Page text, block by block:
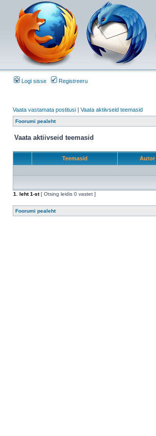
Logi sisse Registreeru
Vaata vastamata postitusi | Vaata aktiivseid teemasid
Foorumi pealeht
Vaata aktiivseid teemasid
Teemasid Autor
1
. leht1-st[ Otsing leidis 0 vastet ]
Foorumi pealeht